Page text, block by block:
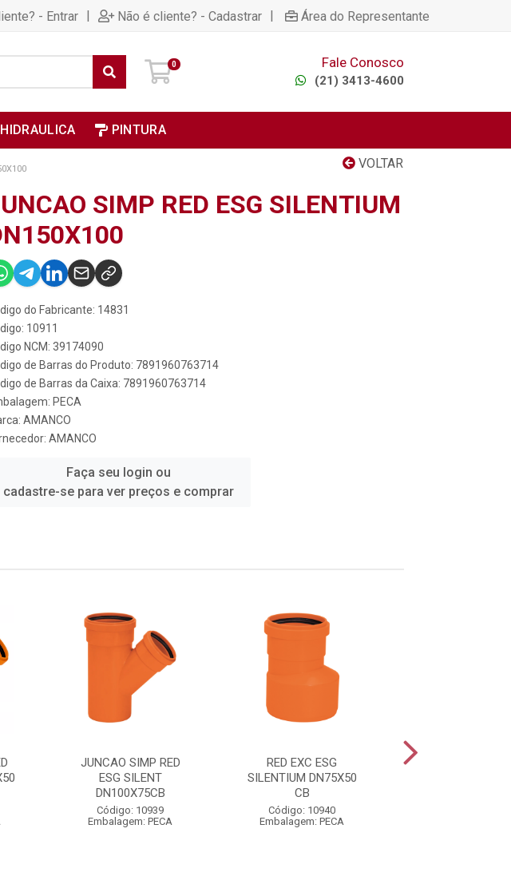
- Entrar | Não é cliente? - Cadastrar | Área do Representante
0 Fale Conosco
(21) 3413-4600
HIDRAULICA PINTURA
VOLTAR
SIMP RED ESG SILENTIUM
do Fabricante: 14831
10911
NCM: 39174090
de Barras do Produto: 7891960763714
de Barras da Caixa: 7891960763714
PECA
AMANCO
AMANCO
Faça seu login ou
cadastre-se para ver preços e comprar
JUNCAO SIMP RED
ESG SILENT
DN100X75CB
Código: 10939
Embalagem: PECA
RED EXC ESG
SILENTIUM DN75X50
CB
Código: 10940
Embalagem: PECA